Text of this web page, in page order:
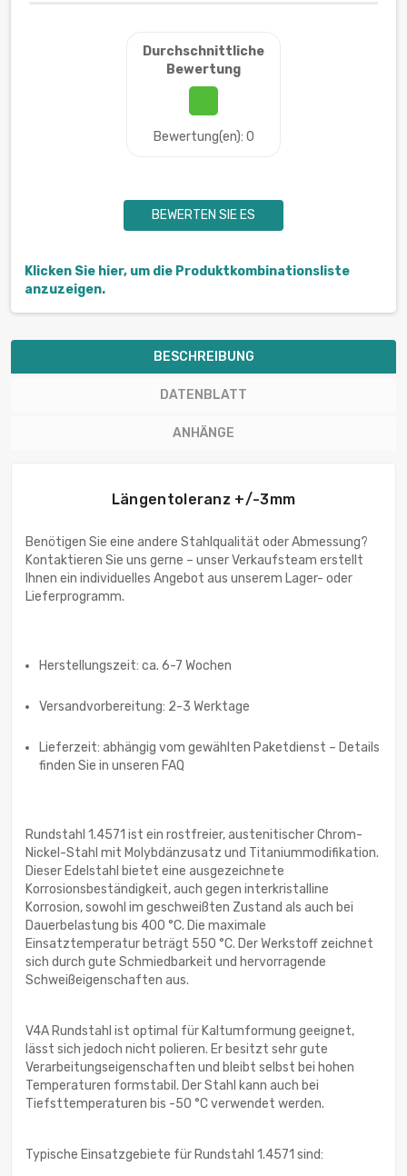
Durchschnittliche
Bewertung
Bewertung(en): 0
BEWERTEN SIE ES
Klicken Sie hier, um die Produktkombinationsliste
anzuzeigen.
BESCHREIBUNG
DATENBLATT
ANHÄNGE
Längentoleranz +/-3mm
Benötigen Sie eine andere Stahlqualität oder Abmessung?
Kontaktieren Sie uns gerne – unser Verkaufsteam erstellt
Ihnen ein individuelles Angebot aus unserem Lager- oder
Lieferprogramm.
Herstellungszeit: ca. 6-7 Wochen
Versandvorbereitung: 2-3 Werktage
Lieferzeit: abhängig vom gewählten Paketdienst – Details
finden Sie in unseren FAQ
Rundstahl 1.4571 ist ein rostfreier, austenitischer Chrom-
Nickel-Stahl mit Molybdänzusatz und Titaniummodifikation.
Dieser Edelstahl bietet eine ausgezeichnete
Korrosionsbeständigkeit, auch gegen interkristalline
Korrosion, sowohl im geschweißten Zustand als auch bei
Dauerbelastung bis 400 °C. Die maximale
Einsatztemperatur beträgt 550 °C. Der Werkstoff zeichnet
sich durch gute Schmiedbarkeit und hervorragende
Schweißeigenschaften aus.
V4A Rundstahl ist optimal für Kaltumformung geeignet,
lässt sich jedoch nicht polieren. Er besitzt sehr gute
Verarbeitungseigenschaften und bleibt selbst bei hohen
Temperaturen formstabil. Der Stahl kann auch bei
Tiefsttemperaturen bis -50 °C verwendet werden.
Typische Einsatzgebiete für Rundstahl 1.4571 sind: